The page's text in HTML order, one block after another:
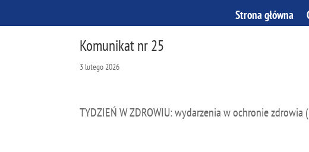
Strona główna
Komunikat nr 25
3 lutego 2026
TYDZIEŃ W ZDROWIU: wydarzenia w ochronie